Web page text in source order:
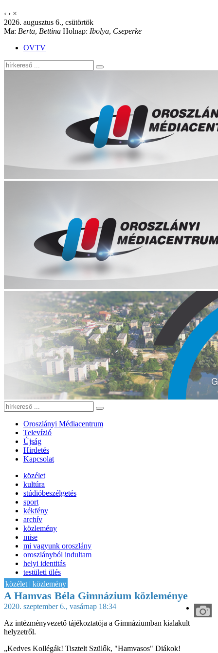
‹ › ×
2026. augusztus 6., csütörtök
Ma: Berta, Bettina Holnap: Ibolya, Cseperke
OVTV
Oroszlányi Médiacentrum
Televízió
Újság
Hirdetés
Kapcsolat
közélet
kultúra
stúdióbeszélgetés
sport
kékfény
archív
közlemény
mise
mi vagyunk oroszlány
oroszlányból indultam
helyi identitás
testületi ülés
IT-HON
közélet | közlemény
A Hamvas Béla Gimnázium közleménye
2020. szeptember 6., vasárnap 18:34
Az intézményvezető tájékoztatója a Gimnáziumban kialakult
helyzetről.
„Kedves Kollégák! Tisztelt Szülők, "Hamvasos" Diákok!